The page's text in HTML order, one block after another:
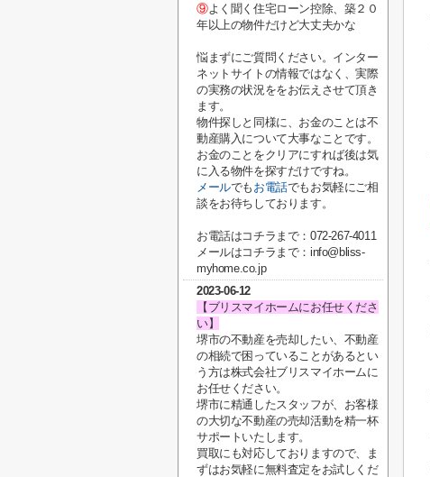
⑨よく聞く住宅ローン控除、築２０
年以上の物件だけど大丈夫かな
悩まずにご質問ください。インター
ネットサイトの情報ではなく、実際
の実務の状況ををお伝えさせて頂き
ます。
物件探しと同様に、お金のことは不
動産購入について大事なことです。
お金のことをクリアにすれば後は気
に入る物件を探すだけですね。
メールでも お電話でもお気軽にご相
談をお待ちしております。
お電話はコチラまで：072-267-4011
メールはコチラまで：info@bliss-
myhome.co.jp
2023-06-12
【ブリスマイホームにお任せくださ
い】
堺市の不動産を売却したい、不動産
の相続で困っていることがあるとい
う方は株式会社ブリスマイホームに
お任せください。
堺市に精通したスタッフが、お客様
の大切な不動産の売却活動を精一杯
サポートいたします。
買取にも対応しておりますので、ま
ずはお気軽に無料査定をお試しくだ